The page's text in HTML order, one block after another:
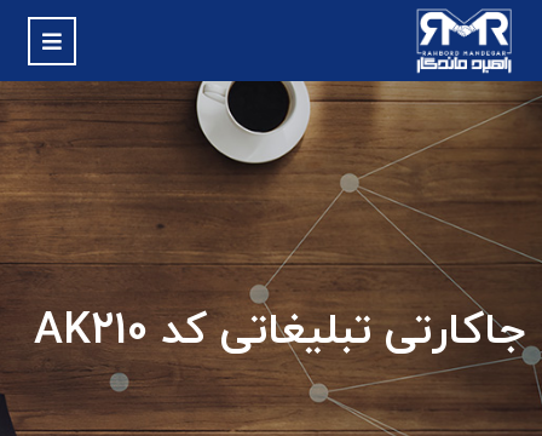
جاکارتی تبلیغاتی کد AK210